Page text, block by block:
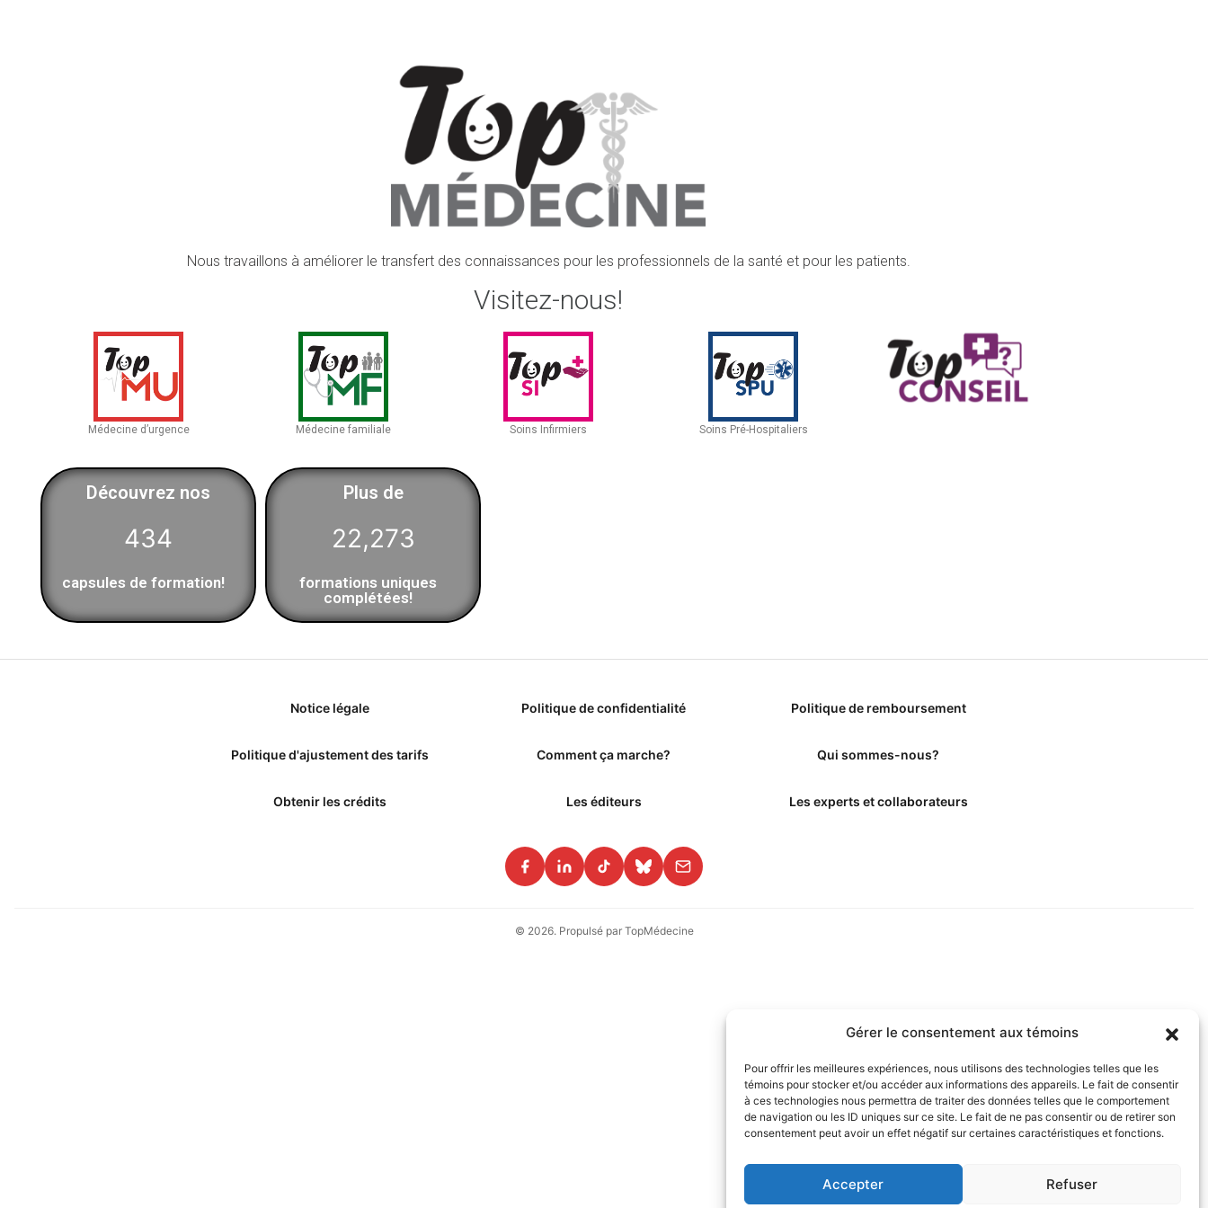
Gérer le consentement aux témoins
Pour offrir les meilleures expériences, nous utilisons des technologies telles que les
témoins pour stocker et/ou accéder aux informations des appareils. Le fait de consentir
à ces technologies nous permettra de traiter des données telles que le comportement
de navigation ou les ID uniques sur ce site. Le fait de ne pas consentir ou de retirer son
consentement peut avoir un effet négatif sur certaines caractéristiques et fonctions.
Accepter Refuser
Nous travaillons à améliorer le transfert des connaissances pour les professionnels de la santé et pour les patients.
Visitez-nous!
Médecine d’urgence Médecine familiale Soins Infirmiers Soins Pré-Hospitaliers
Découvrez nos
434
capsules de formation!
Plus de
22,273
formations uniques
complétées!
Notice légale Politique de confidentialité Politique de remboursement
Politique d'ajustement des tarifs Comment ça marche? Qui sommes-nous?
Obtenir les crédits Les éditeurs Les experts et collaborateurs
© 2026. Propulsé par TopMédecine